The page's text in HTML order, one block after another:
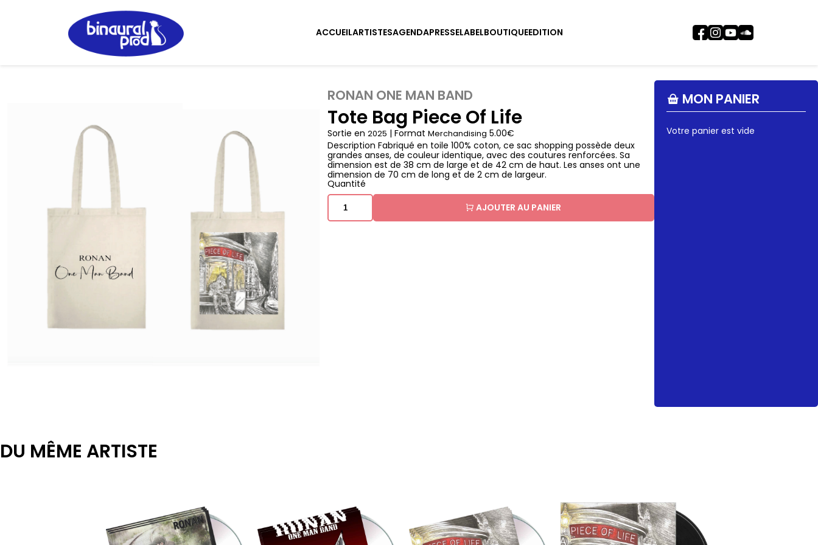
ACCUEILARTISTESAGENDAPRESSELABELBOUTIQUEEDITION
RONAN ONE MAN BAND
Tote Bag Piece Of Life
Sortie en 2025 | Format Merchandising 5.00€
Description Fabriqué en toile 100% coton, ce sac shopping possède deux
grandes anses, de couleur identique, avec des coutures renforcées. Sa
dimension est de 38 cm de large et de 42 cm de haut. Les anses ont une
dimension de 70 cm de long et de 2 cm de largeur.
Quantité
AJOUTER AU PANIER
MON PANIER
Votre panier est vide
DU MÊME ARTISTE